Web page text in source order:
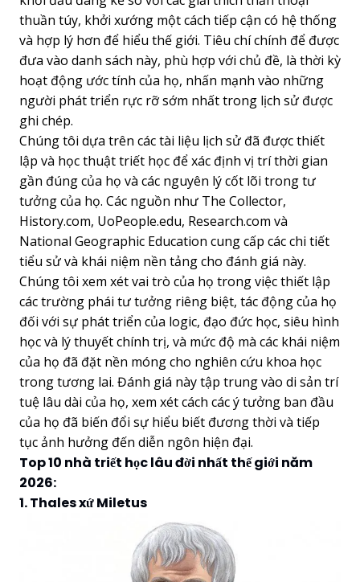
thuần túy, khởi xướng một cách tiếp cận có hệ thống
và hợp lý hơn để hiểu thế giới. Tiêu chí chính để được
đưa vào danh sách này, phù hợp với chủ đề, là thời kỳ
hoạt động ước tính của họ, nhấn mạnh vào những
người phát triển rực rỡ sớm nhất trong lịch sử được
ghi chép.
Chúng tôi dựa trên các tài liệu lịch sử đã được thiết
lập và học thuật triết học để xác định vị trí thời gian
gần đúng của họ và các nguyên lý cốt lõi trong tư
tưởng của họ. Các nguồn như The Collector,
History.com, UoPeople.edu, Research.com và
National Geographic Education cung cấp các chi tiết
tiểu sử và khái niệm nền tảng cho đánh giá này.
Chúng tôi xem xét vai trò của họ trong việc thiết lập
các trường phái tư tưởng riêng biệt, tác động của họ
đối với sự phát triển của logic, đạo đức học, siêu hình
học và lý thuyết chính trị, và mức độ mà các khái niệm
của họ đã đặt nền móng cho nghiên cứu khoa học
trong tương lai. Đánh giá này tập trung vào di sản trí
tuệ lâu dài của họ, xem xét cách các ý tưởng ban đầu
của họ đã biến đổi sự hiểu biết đương thời và tiếp
tục ảnh hưởng đến diễn ngôn hiện đại.
Top 10 nhà triết học lâu đời nhất thế giới năm
2026:
1. Thales xứ Miletus